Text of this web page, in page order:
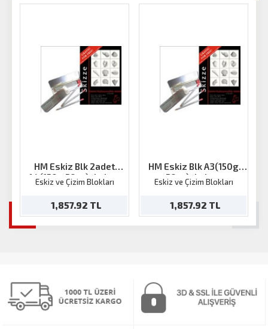
HM Eskiz Blk 2adet
A4(150g 50ya)+kalem
Eskiz ve Çizim Blokları
1,857.92 TL
HM Eskiz Blk A3(150g
50ya)+kalem
Eskiz ve Çizim Blokları
1,857.92 TL